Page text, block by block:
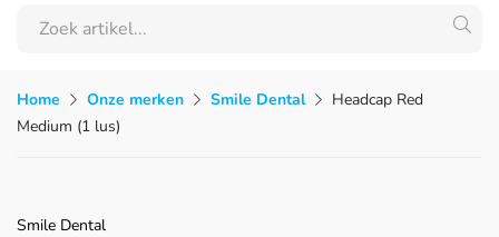
Home Onze merken Smile Dental
Headcap Red
Medium (1 lus)
Smile Dental